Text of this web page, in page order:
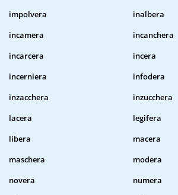
impolvera
inalbera
incamera
incanchera
incarcera
incera
incerniera
infodera
inzacchera
inzucchera
lacera
legifera
libera
macera
maschera
modera
novera
numera